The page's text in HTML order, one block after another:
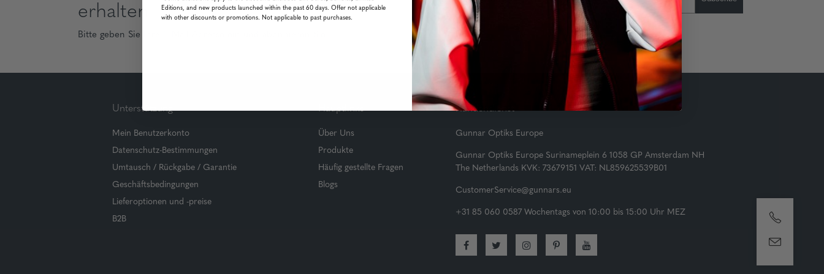
erhalten
Bitte geben Sie Ihre E-Mail Adresse ein und abonnieren Sie!
Unterstützung
Mein Benutzerkonto
Datenschutz-Bestimmungen
Umtausch / Rückgabe / Garantie
Geschäftsbedingungen
Lieferoptionen und -preise
B2B
Hauptlinks
Über Uns
Produkte
Häufig gestellte Fragen
Blogs
Kundendienst
Gunnar Optiks Europe
Gunnar Optiks Europe Surinameplein 6 1058 GP Amsterdam NH
The Netherlands KVK: 73679151 VAT: NL859625539B01
CustomerService@gunnars.eu
+31 85 060 0587 Wochentags von 10:00 bis 15:00 Uhr MEZ
Editions, and new products launched within the past 60 days. Offer not applicable
with other discounts or promotions. Not applicable to past purchases.